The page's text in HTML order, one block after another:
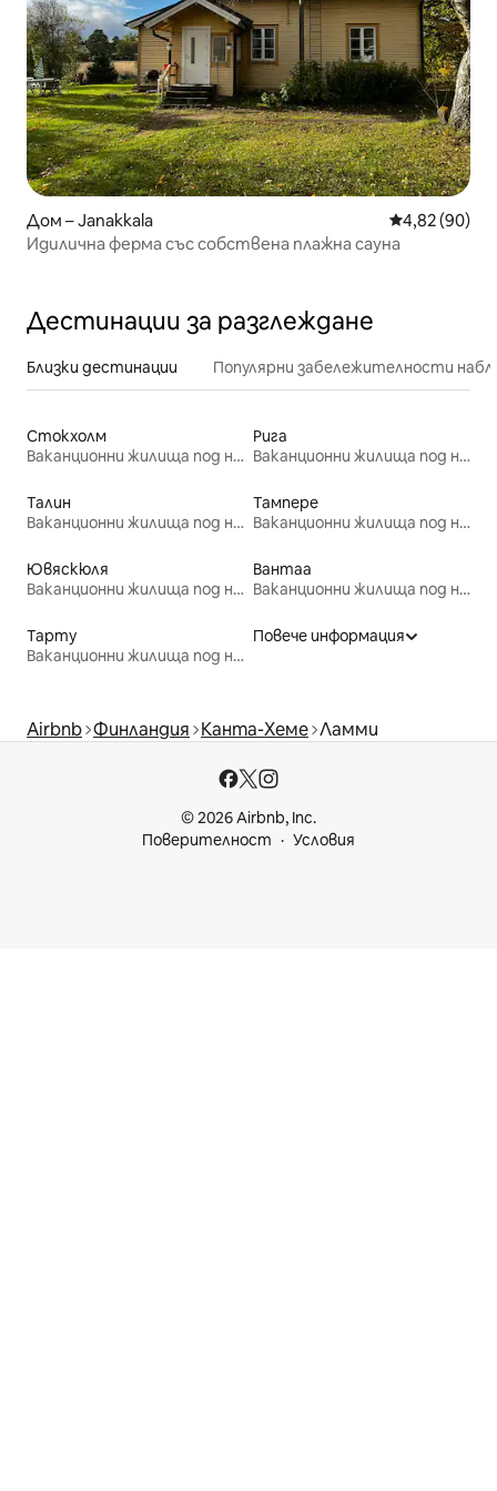
Дом – Janakkala Средна
4,82 (90)
Идилична ферма със собствена плажна сауна
Дестинации за разглеждане
Близки дестинации Популярни забележителности
Стокхолм
Ваканционни жилища под наем
Рига
Ваканционни жилища под наем
Талин
Ваканционни жилища под наем
Тампере
Ваканционни жилища под наем
Ювяскюля
Ваканционни жилища под наем
Вантаа
Ваканционни жилища под наем
Тарту
Ваканционни жилища под наем
Повече информация
Airbnb Финландия Канта-Хеме Ламми
© 2026 Airbnb, Inc.
Поверителност
Условия